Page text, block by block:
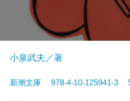
小泉武夫／著
新潮文庫 978-4-10-125941-3